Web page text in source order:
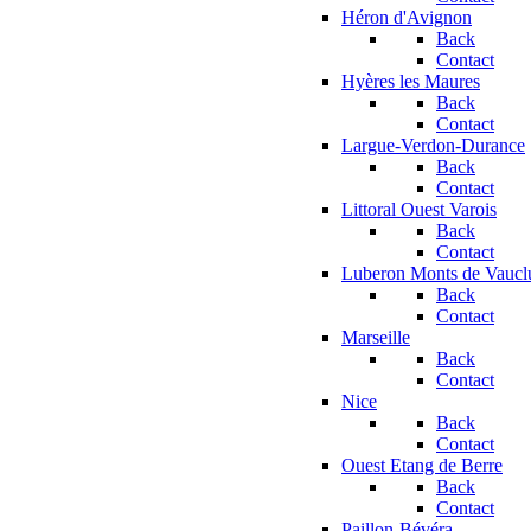
Héron d'Avignon
Back
Contact
Hyères les Maures
Back
Contact
Largue-Verdon-Durance
Back
Contact
Littoral Ouest Varois
Back
Contact
Luberon Monts de
Back
Contact
Marseille
Back
Contact
Nice
Back
Contact
Ouest Etang de Berre
Back
Contact